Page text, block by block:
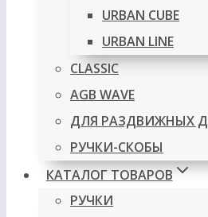
URBAN CUBE
URBAN LINE
CLASSIC
AGB WAVE
ДЛЯ РАЗДВИЖНЫХ
РУЧКИ-СКОБЫ
КАТАЛОГ ТОВАРОВ
РУЧКИ